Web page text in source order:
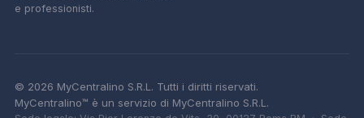
e professionisti.
© 2026 MyCentralino S.R.L. Tutti i diritti riservati.
MyCentralino™ è un servizio di MyCentralino S.R.L.